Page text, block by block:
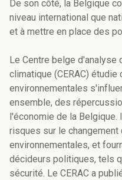
De son côté, la Belgique
niveau international que
et à mettre en place des
Le Centre belge
climatique (CERAC)
environnementales
ensemble, des
l'économie de la
risques sur le
environnementales, et
décideurs politiques, tels
sécurité. Le CERAC a